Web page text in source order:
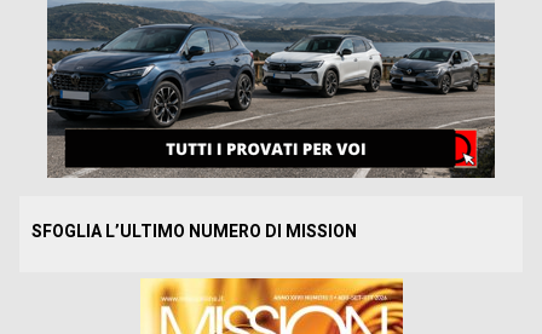
SFOGLIA L’ULTIMO NUMERO DI MISSION